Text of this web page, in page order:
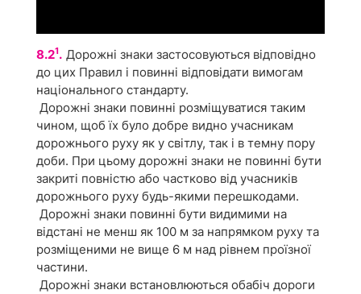
8.21. Дорожні знаки застосовуються відповідно
до цих Правил і повинні відповідати вимогам
національного стандарту.
Дорожні знаки повинні розміщуватися таким
чином, щоб їх було добре видно учасникам
дорожнього руху як у світлу, так і в темну пору
доби. При цьому дорожні знаки не повинні бути
закриті повністю або частково від учасників
дорожнього руху будь-якими перешкодами.
Дорожні знаки повинні бути видимими на
відстані не менш як 100 м за напрямком руху та
розміщеними не вище 6 м над рівнем проїзної
частини.
Дорожні знаки встановлюються обабіч дороги